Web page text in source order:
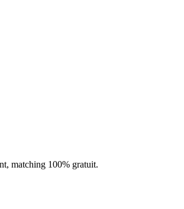
matching 100% gratuit.